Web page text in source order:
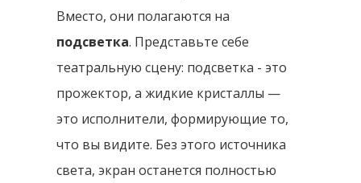
Вместо, они полагаются на
подсветка. Представьте себе
театральную сцену: подсветка - это
прожектор, а жидкие кристаллы —
это исполнители, формирующие то,
что вы видите. Без этого источника
света, экран останется полностью